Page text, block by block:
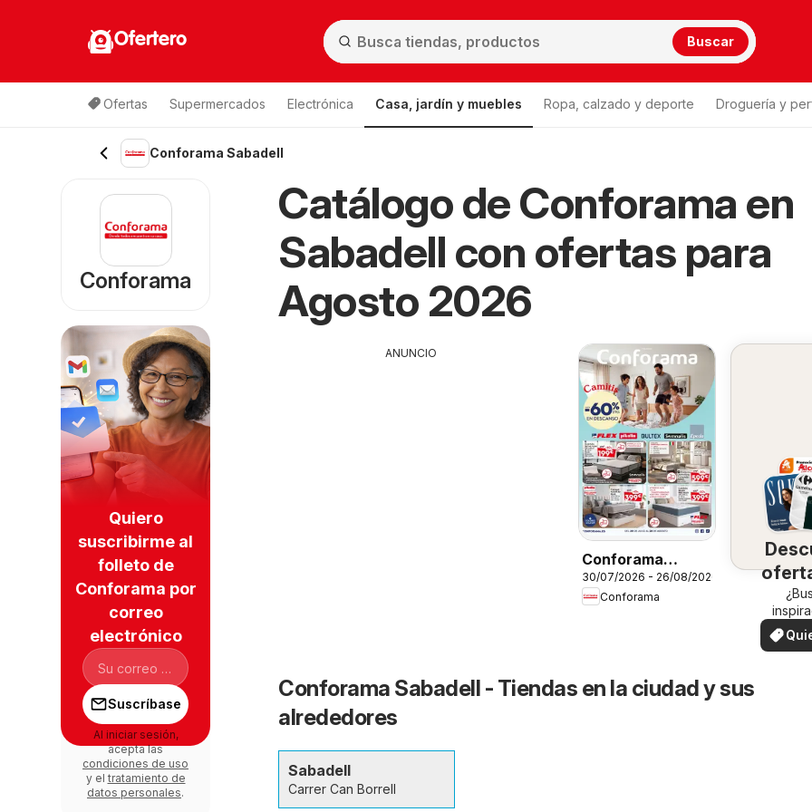
Ofertero Buscar
Ofertas Supermercados Electrónica Casa, jardín y muebles Ropa, calzado y deporte Droguería y
Conforama Sabadell
Catálogo de Conforama en
Sabadell con ofertas para
Agosto 2026
ANUNCIO
Conforama
Folleto
30/07/2026 - 26/08/2026
Conforama
su
¡Vea
en su
ver
Conforama Sabadell - Tiendas en la ciudad y sus
alrededores
Sabadell
Carrer Can Borrell
Conforama
Quiero
suscribirme al
folleto de
Conforama por
correo
electrónico
Suscríbase
Al iniciar sesión,
acepta las
condiciones de uso
y el tratamiento de
datos personales.